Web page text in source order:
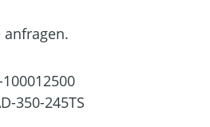
100012500
350-245TS